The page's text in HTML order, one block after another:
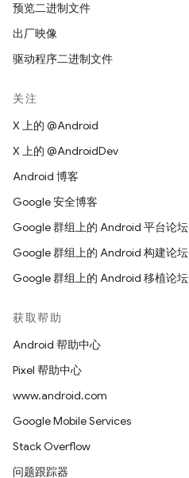
预览二进制文件
出厂映像
驱动程序二进制文件
关注
X 上的 @Android
X 上的 @AndroidDev
Android 博客
Google 安全博客
Google 群组上的 Android 平台论坛
Google 群组上的 Android 构建论坛
Google 群组上的 Android 移植论坛
获取帮助
Android 帮助中心
Pixel 帮助中心
www.android.com
Google Mobile Services
Stack Overflow
问题跟踪器